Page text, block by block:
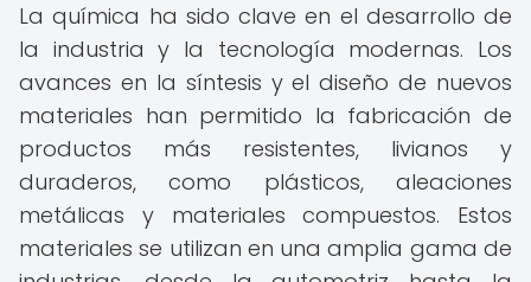
La química ha sido clave en el desarrollo de
la industria y la tecnología modernas. Los
avances en la síntesis y el diseño de nuevos
materiales han permitido la fabricación de
productos más resistentes, livianos y
duraderos, como plásticos, aleaciones
metálicas y materiales compuestos. Estos
materiales se utilizan en una amplia gama de